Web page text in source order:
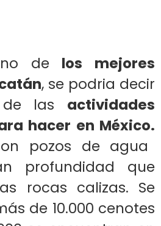
de los mejores
, se podria decir
las actividades
hacer en México.
pozos de agua
profundidad que
rocas calizas. Se
de 10.000 cenotes